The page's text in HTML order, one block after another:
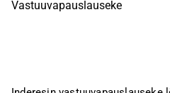
Vastuuvapauslauseke